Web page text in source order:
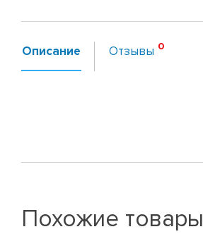
Описание Отзывы
Похожие товары